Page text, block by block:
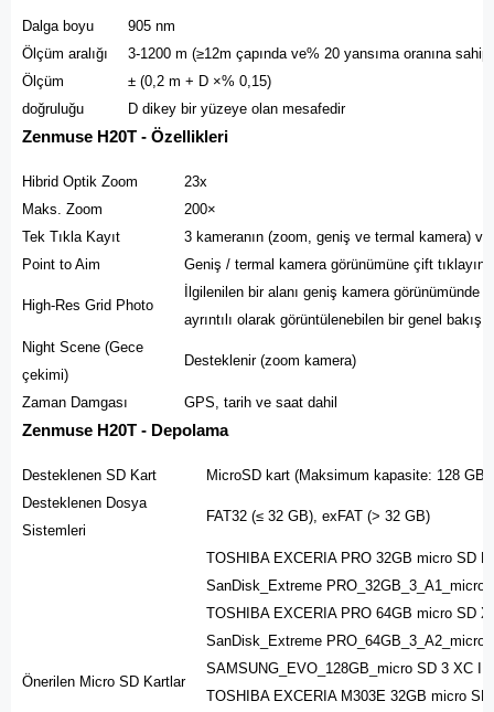
Dalga boyu
905 nm
Ölçüm aralığı
3-1200 m (≥12m çapında ve% 20 yansıma oranına
Ölçüm
doğruluğu
± (0,2 m + D ×% 0,15)
D dikey bir yüzeye olan mesafedir
Zenmuse H20T - Özellikleri
Hibrid Optik Zoom
23x
Maks. Zoom
200×
Tek Tıkla Kayıt
3 kameranın (zoom, geniş ve termal kamera)
Point to Aim
Geniş / termal kamera görünümüne çift
High-Res Grid Photo
İlgilenilen bir alanı geniş kamera
ayrıntılı olarak görüntülenebilen bir genel bakış
Night Scene (Gece
çekimi)
Desteklenir (zoom kamera)
Zaman Damgası GPS, tarih ve saat dahil
Zenmuse H20T - Depolama
Desteklenen SD Kart
MicroSD kart (Maksimum kapasite: 128 GB,
Desteklenen Dosya
Sistemleri
FAT32 (≤ 32 GB), exFAT (> 32 GB)
Önerilen Micro SD Kartlar
TOSHIBA EXCERIA PRO 32GB micro SD
SanDisk_Extreme PRO_32GB_3_A1_micro
TOSHIBA EXCERIA PRO 64GB micro SD
SanDisk_Extreme PRO_64GB_3_A2_micro
SAMSUNG_EVO_128GB_micro SD 3 XC I
TOSHIBA EXCERIA M303E 32GB micro SD